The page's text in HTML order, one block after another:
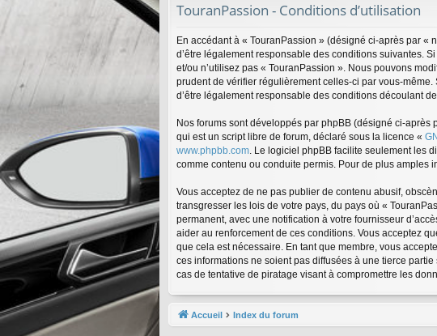
de
TouranPassion - Conditions d’utilisation
En accédant à « TouranPassion » (désigné ci-après par «
d’être légalement responsable des conditions suivantes.
et/ou n’utilisez pas « TouranPassion ». Nous pouvons
prudent de vérifier régulièrement celles-ci par vous-
d’être légalement responsable des conditions découlant
Nos forums sont développés par phpBB (désigné ci-
qui est un script libre de forum, déclaré sous la licence «
www.phpbb.com. Le logiciel phpBB facilite seulement les
comme contenu ou conduite permis. Pour de plus amples
Vous acceptez de ne pas publier de contenu abusif,
transgresser les lois de votre pays, du pays où «
permanent, avec une notification à votre fournisseur
aider au renforcement de ces conditions. Vous acceptez
que cela est nécessaire. En tant que membre, vous
ces informations ne soient pas diffusées à une tierce
cas de tentative de piratage visant à compromettre les
Accueil Index du forum